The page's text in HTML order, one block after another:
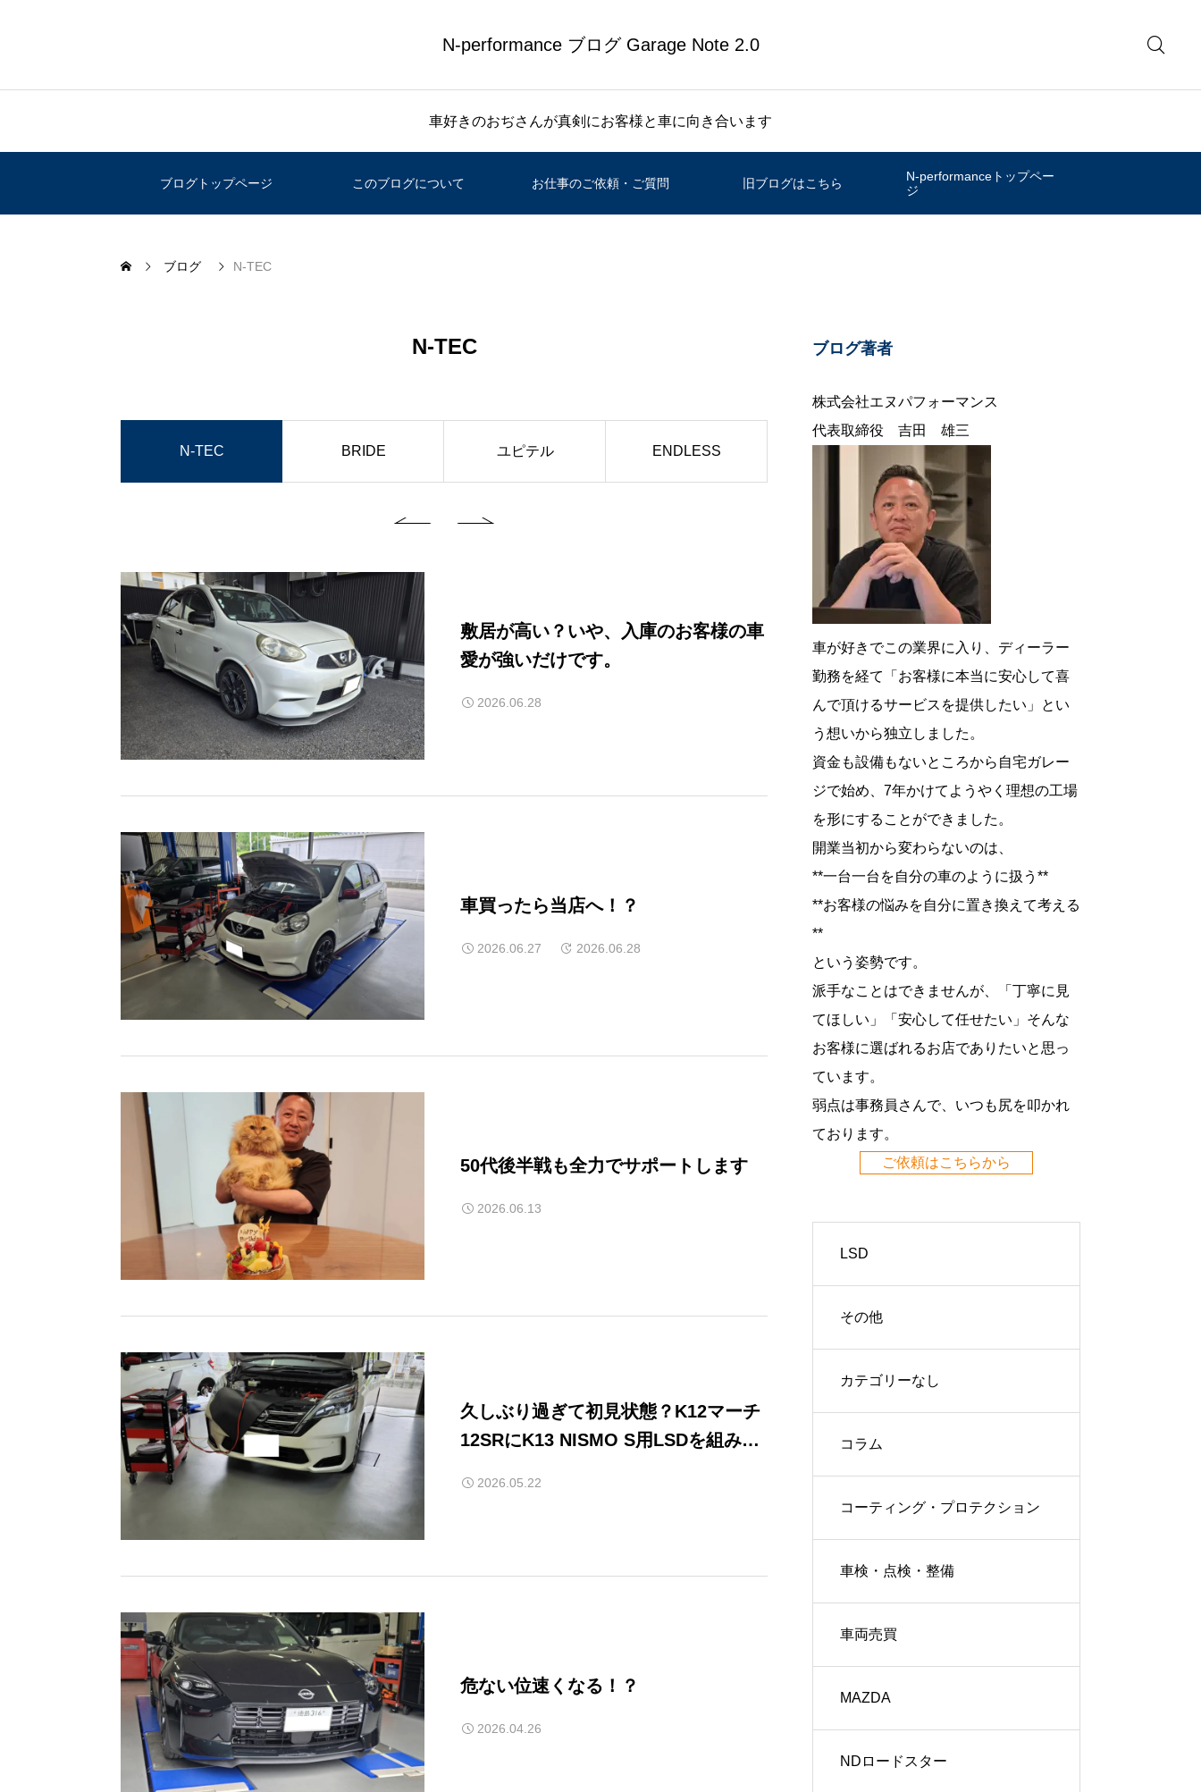
N-performance ブログ Garage Note 2.0
車好きのおぢさんが真剣にお客様と車に向き合います
ブログトップページ このブログについて お仕事のご依頼・ご質問 旧ブログはこちら
N-performanceトップペー
ジ
ブログ N-TEC
N-TEC
N-TEC BRIDE ユピテル ENDLESS
敷居が高い？いや、入庫のお客様の車
愛が強いだけです。
2026.06.28
車買ったら当店へ！？
2026.06.27 2026.06.28
50代後半戦も全力でサポートします
2026.06.13
久しぶり過ぎて初見状態？K12マーチ
12SRにK13 NISMO S用LSDを組み込
2026.05.22
危ない位速くなる！？
2026.04.26
ブログ著者
株式会社エヌパフォーマンス
代表取締役 吉田 雄三
車が好きでこの業界に入り、ディーラー
勤務を経て「お客様に本当に安心して喜
んで頂けるサービスを提供したい」とい
う想いから独立しました。
資金も設備もないところから自宅ガレー
ジで始め、7年かけてようやく理想の工場
を形にすることができました。
開業当初から変わらないのは、
**一台一台を自分の車のように扱う**
**お客様の悩みを自分に置き換えて考える
**
という姿勢です。
派手なことはできませんが、「丁寧に見
てほしい」「安心して任せたい」そんな
お客様に選ばれるお店でありたいと思っ
ています。
弱点は事務員さんで、いつも尻を叩かれ
ております。
ご依頼はこちらから
LSD
その他
カテゴリーなし
コラム
コーティング・プロテクション
車検・点検・整備
車両売買
MAZDA
NDロードスター